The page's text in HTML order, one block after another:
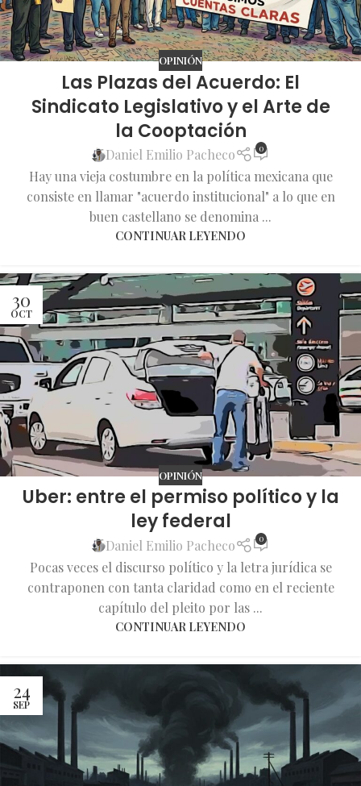
OPINIÓN
Las Plazas del Acuerdo: El
Sindicato Legislativo y el Arte de
la Cooptación
Daniel Emilio Pacheco 0
Hay una vieja costumbre en la política mexicana que
consiste en llamar "acuerdo institucional" a lo que en
buen castellano se denomina ...
CONTINUAR LEYENDO
30
OCT
OPINIÓN
Uber: entre el permiso político y la
ley federal
Daniel Emilio Pacheco 0
Pocas veces el discurso político y la letra jurídica se
contraponen con tanta claridad como en el reciente
capítulo del pleito por las ...
CONTINUAR LEYENDO
24
SEP